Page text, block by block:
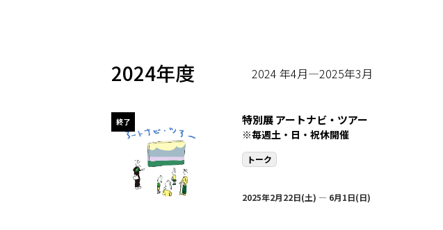
2024年度 2024 年4月—2025年3月
終了 特別展 アートナビ・ツアー
※毎週土・日・祝休開催
トーク
2025年2月22日(土) — 6月1日(日)